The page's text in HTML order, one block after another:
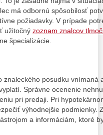
má odbornú spôsobilosť
požiadavky. V prípade
užitočný zoznam znalcov
špecializácie.
znaleckého posudku vnímaná
Správne ocenenie
pri predaji. Pri
výhodnejšie podmienky.
a informáciám, ktoré